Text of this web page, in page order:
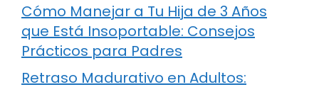
Cómo Manejar a Tu Hija de 3 Años
que Está Insoportable: Consejos
Prácticos para Padres
Retraso Madurativo en Adultos: